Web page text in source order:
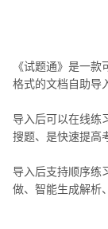
《试题通》是一
格式的文档自助导
导入后可以在线练
搜题、是快速提高
导入后支持顺序练
做、智能生成解析